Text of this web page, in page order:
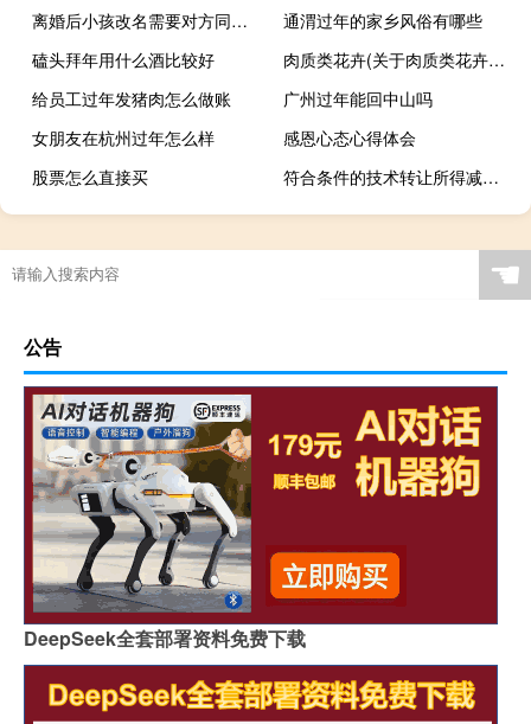
离婚后小孩改名需要对方同意吗
通渭过年的家乡风俗有哪些
磕头拜年用什么酒比较好
肉质类花卉(关于肉质类花卉简述)
给员工过年发猪肉怎么做账
广州过年能回中山吗
女朋友在杭州过年怎么样
感恩心态心得体会
股票怎么直接买
符合条件的技术转让所得减免征收企业所得税
☚
公告
DeepSeek全套部署资料免费下载